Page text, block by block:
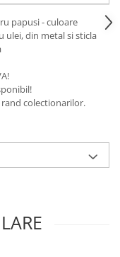
papusi - culoare
ulei, din metal si sticla
colectionarilor.